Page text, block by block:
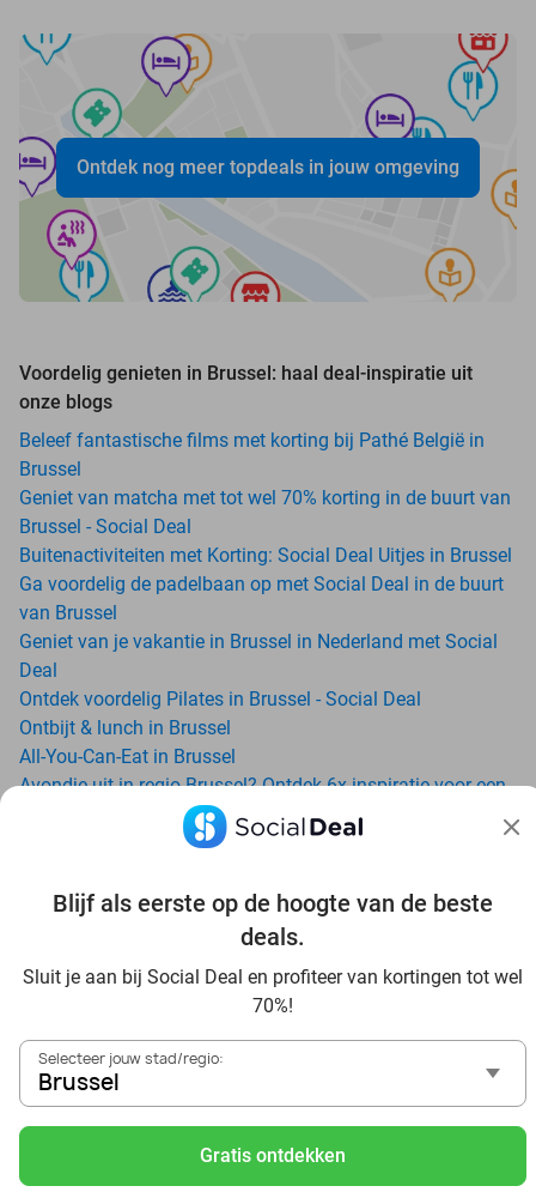
Blijf als eerste op de hoogte van de beste
deals.
Sluit je aan bij Social Deal en profiteer van kortingen tot wel
70%!
Selecteer jouw stad/regio:
Brussel
Gratis ontdekken
Ontdek nog meer topdeals in jouw omgeving
Voordelig genieten in Brussel: haal deal-inspiratie uit
onze blogs
Beleef fantastische films met korting bij Pathé België in
Brussel
Geniet van matcha met tot wel 70% korting in de buurt van
Brussel - Social Deal
Buitenactiviteiten met Korting: Social Deal Uitjes in Brussel
Ga voordelig de padelbaan op met Social Deal in de buurt
van Brussel
Geniet van je vakantie in Brussel in Nederland met Social
Deal
Ontdek voordelig Pilates in Brussel - Social Deal
Ontbijt & lunch in Brussel
All-You-Can-Eat in Brussel
Avondje uit in regio Brussel? Ontdek 6x inspiratie voor een
onvergetelijke avond
Date ideeën voor Brussel en omgeving: ontdek 16 tips voor
Trampolinespringen bij Arenal Grimbergen: ontdek een
beste dierentuin van Europa
Ontdek de beste restaurants in Brussel via Social Deal
Voordelig sushi scoren? Ontdek de beste sushi restaurants
in Brussel en omgeving
Schoonheidsspecialisten in Brussel: voordelige
beautydeals
Schoonheidssalons in Brussel: voordelige beauty-
arrangementen